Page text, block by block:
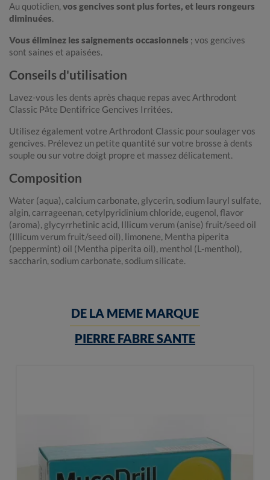
Au quotidien, vos gencives sont plus fortes, et leurs rongeurs
diminuées.
Vous éliminez les saignements occasionnels ; vos gencives
sont saines et apaisées.
Conseils d'utilisation
Lavez-vous les dents après chaque repas avec Arthrodont
Classic Pâte Dentifrice Gencives Irritées.
Utilisez également votre Arthrodont Classic pour soulager vos
gencives. Prélevez un petite quantité sur votre brosse à dents
souple ou sur votre doigt propre et massez délicatement.
Composition
Water (aqua), calcium carbonate, glycerin, sodium lauryl sulfate,
algin, carrageenan, cetylpyridinium chloride, eugenol, flavor
(aroma), glycyrrhetinic acid, Illicum verum (anise) fruit/seed oil
(Illicum verum fruit/seed oil), limonene, Mentha piperita
(peppermint) oil (Mentha piperita oil), menthol (L-menthol),
saccharin, sodium carbonate, sodium silicate.
DE LA MEME MARQUE
PIERRE FABRE SANTE